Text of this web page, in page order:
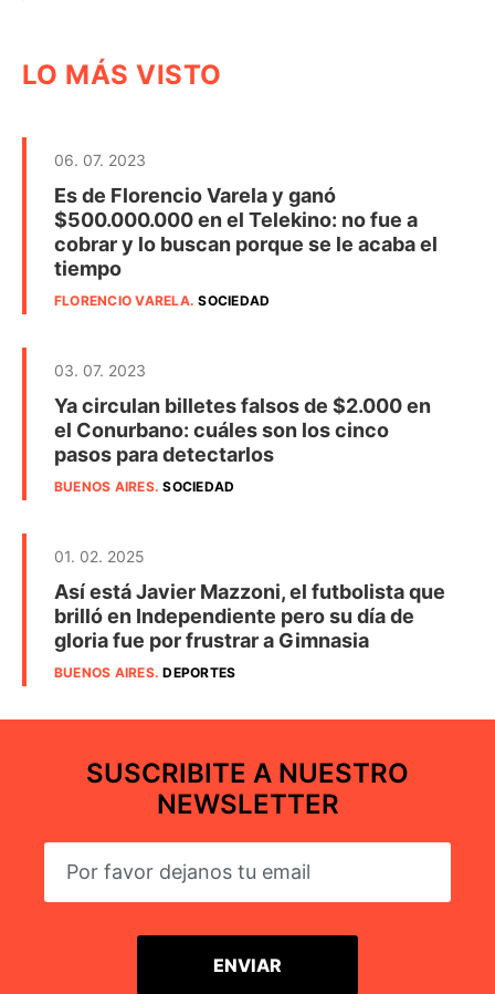
LO MÁS VISTO
06. 07. 2023
Es de Florencio Varela y ganó
$500.000.000 en el Telekino: no fue a
cobrar y lo buscan porque se le acaba el
tiempo
FLORENCIO VARELA.SOCIEDAD
03. 07. 2023
Ya circulan billetes falsos de $2.000 en
el Conurbano: cuáles son los cinco
pasos para detectarlos
BUENOS AIRES.SOCIEDAD
01. 02. 2025
Así está Javier Mazzoni, el futbolista que
brilló en Independiente pero su día de
gloria fue por frustrar a Gimnasia
BUENOS AIRES.DEPORTES
SUSCRIBITE A NUESTRO
NEWSLETTER